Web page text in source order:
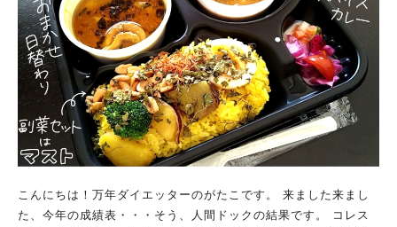
こんにちは！万年ダイエッターのがたこです。 来ました来まし
た、今年の成績表・・・そう、人間ドックの結果です。 コレス